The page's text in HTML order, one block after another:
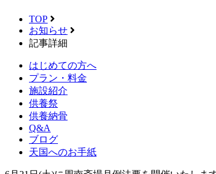
TOP
お知らせ
記事詳細
はじめての方へ
プラン・料金
施設紹介
供養祭
供養納骨
Q&A
ブログ
天国へのお手紙